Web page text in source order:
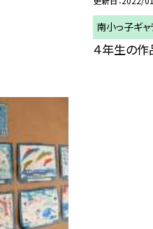
南小っ子ギャ
４年生の作